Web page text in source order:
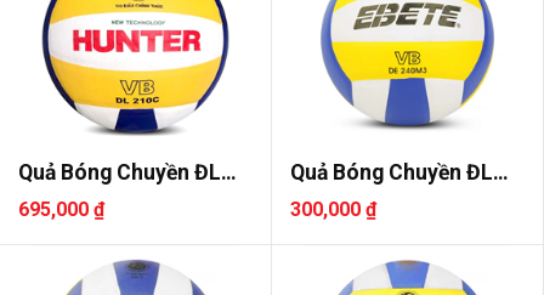
Quả Bóng Chuyền ĐL
Hunter DL..
695,000 ₫
Quả Bóng Chuyền ĐL
Ebete DL ..
300,000 ₫